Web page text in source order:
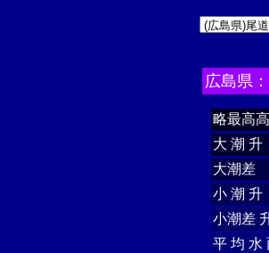
広島県
略最高
大 潮 升
大潮差
小 潮 升
小潮差
平 均 水